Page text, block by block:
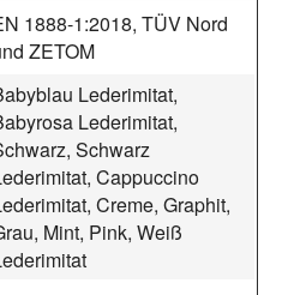
1888-1:2018, TÜV Nord
ZETOM
Lederimitat,
Lederimitat,
Schwarz
Cappuccino
Creme, Graphit,
Mint, Pink, Weiß